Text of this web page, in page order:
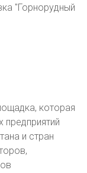
"Горнорудный
которая
предприятий
и стран